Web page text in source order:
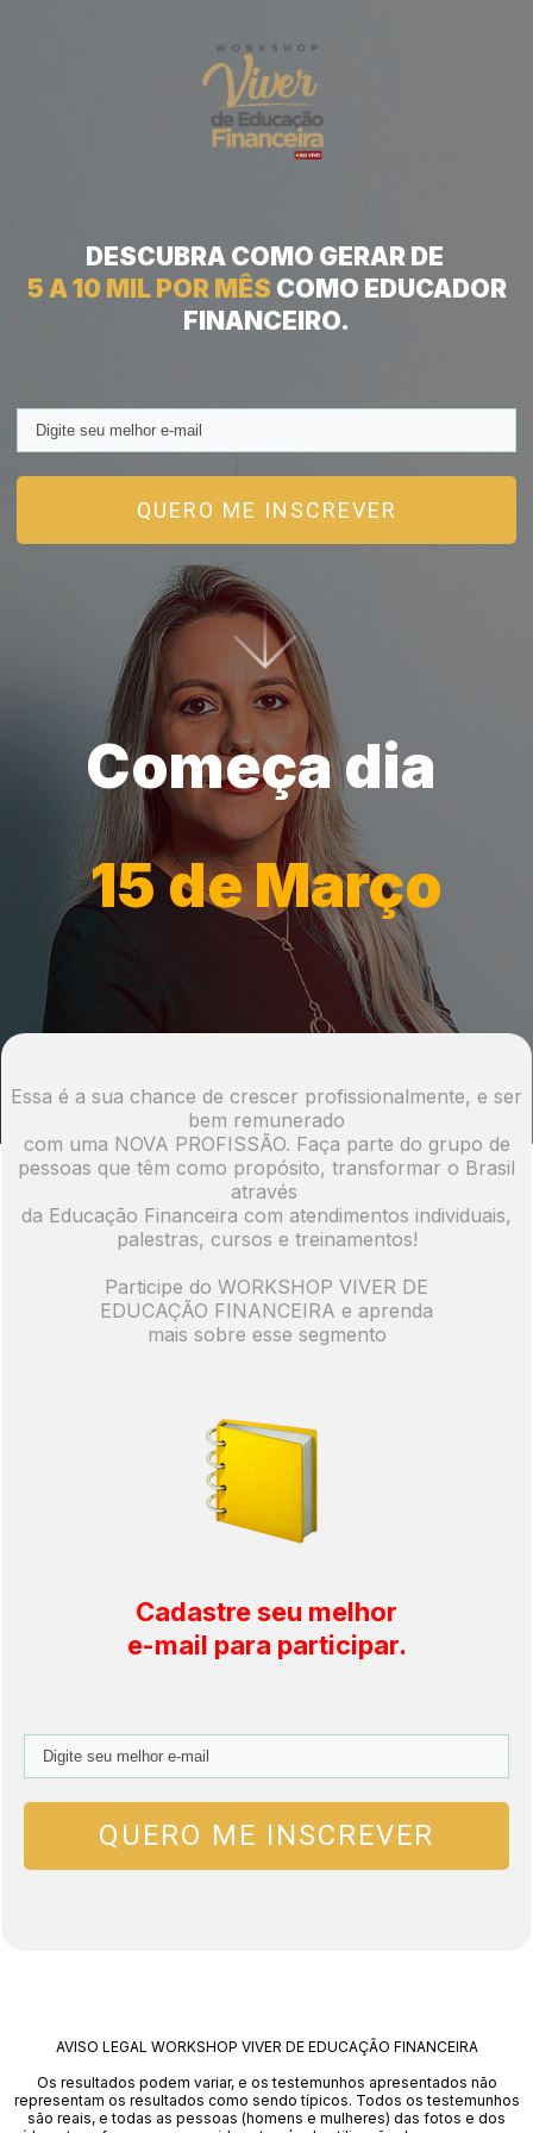
DESCUBRA COMO GERAR DE
5 A 10 MIL POR MÊS COMO EDUCADOR
FINANCEIRO.
QUERO ME INSCREVER
Começa dia
15 de Março
Essa é a sua chance de crescer profissionalmente, e ser
bem remunerado
com uma NOVA PROFISSÃO. Faça parte do grupo de
pessoas que têm como propósito, transformar o Brasil
através
da Educação Financeira com atendimentos individuais,
palestras, cursos e treinamentos!
Participe do WORKSHOP VIVER DE
EDUCAÇÃO FINANCEIRA e aprenda
mais sobre esse segmento
Cadastre seu melhor
e-mail para participar.
QUERO ME INSCREVER
AVISO LEGAL WORKSHOP VIVER DE EDUCAÇÃO FINANCEIRA
Os resultados podem variar, e os testemunhos apresentados não
representam os resultados como sendo típicos. Todos os testemunhos
são reais, e todas as pessoas (homens e mulheres) das fotos e dos